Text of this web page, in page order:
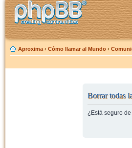
Aproxima ‹ Cómo llamar al Mundo ‹
Borrar todas
¿Está seguro